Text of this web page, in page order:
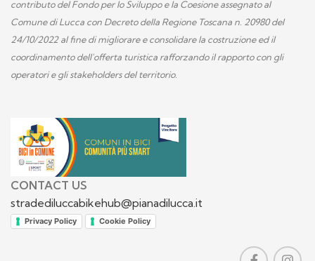
contributo del Fondo per lo Sviluppo e la Coesione assegnato al
Comune di Lucca con Decreto della Regione Toscana n. 20980 del
24/10/2022 al fine di migliorare e consolidare la costruzione ed il
coordinamento dell'offerta turistica rafforzando il rapporto con gli
operatori e gli stakeholders del territorio.
CONTACT US
stradediluccabikehub@pianadilucca.it
Privacy Policy Cookie Policy